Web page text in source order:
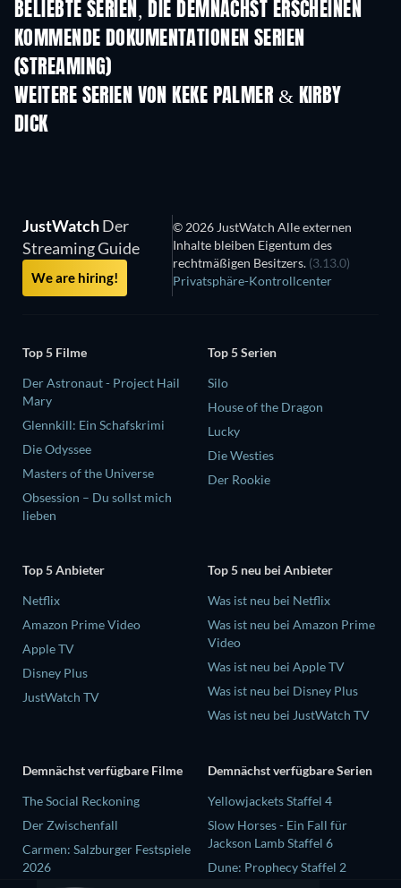
BELIEBTE SERIEN, DIE DEMNÄCHST ERSCHEINEN
Serie Serie
KOMMENDE DOKUMENTATIONEN SERIEN
(STREAMING)Staffel 1
WEITERE SERIEN VON KEKE PALMER & KIRBY
DICK
JustWatchDer
Streaming Guide
We are hiring!
© 2026 JustWatch Alle externen
Inhalte bleiben Eigentum des
rechtmäßigen Besitzers. (3.13.0)
Privatsphäre-Kontrollcenter
Top 5 Filme
Der Astronaut - Project Hail
Mary
Glennkill: Ein Schafskrimi
Die Odyssee
Masters of the Universe
Obsession – Du sollst mich
lieben
Top 5 Serien
Silo
House of the Dragon
Lucky
Die Westies
Der Rookie
Top 5 Anbieter
Netflix
Amazon Prime Video
Apple TV
Disney Plus
JustWatch TV
Top 5 neu bei Anbieter
Was ist neu bei Netflix
Was ist neu bei Amazon Prime
Video
Was ist neu bei Apple TV
Was ist neu bei Disney Plus
Was ist neu bei JustWatch TV
Demnächst verfügbare Filme
The Social Reckoning
Der Zwischenfall
Carmen: Salzburger Festspiele
2026
Demnächst verfügbare Serien
Yellowjackets Staffel 4
Slow Horses - Ein Fall für
Jackson Lamb Staffel 6
Dune: Prophecy Staffel 2